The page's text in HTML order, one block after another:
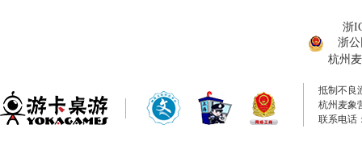
浙
浙公
杭州
抵制不良
杭州麦象
联系电话